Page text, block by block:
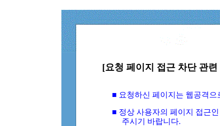
[요청 페이지 접근 차단 관
■ 요청하신 페이지는 웹공격
■ 정상 사용자의 페이지 접근
주시기 바랍니다.